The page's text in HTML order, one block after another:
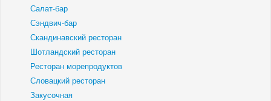
Салат-бар
Сэндвич-бар
Скандинавский ресторан
Шотландский ресторан
Ресторан морепродуктов
Словацкий ресторан
Закусочная